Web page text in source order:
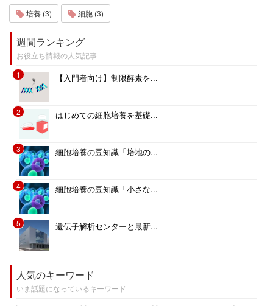
培養 (3) 細胞 (3)
週間ランキング
お役立ち情報の人気記事
1
【入門者向け】制限酵素を...
2 はじめての細胞培養を基礎...
3 細胞培養の豆知識「培地の...
4 細胞培養の豆知識「小さな...
5 遺伝子解析センターと最新...
人気のキーワード
いま話題になっているキーワード